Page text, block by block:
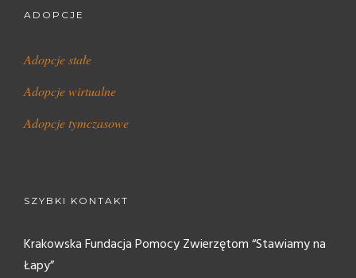
ADOPCJE
Adopcje stałe
Adopcje wirtualne
Adopcje tymczasowe
SZYBKI KONTAKT
Krakowska Fundacja Pomocy Zwierzętom “Stawiamy na
Łapy”